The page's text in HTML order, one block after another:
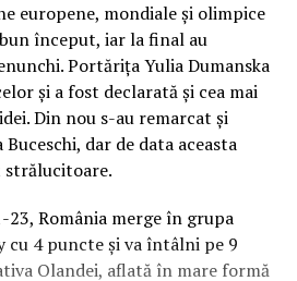
europene, mondiale şi olimpice
început, iar la final au
Portăriţa Yulia Dumanska
şi a fost declarată şi cea mai
Din nou s-au remarcat şi
dar de data aceasta
strălucitoare.
România merge în grupa
cu 4 puncte şi va întâlni pe 9
Olandei, aflată în mare formă